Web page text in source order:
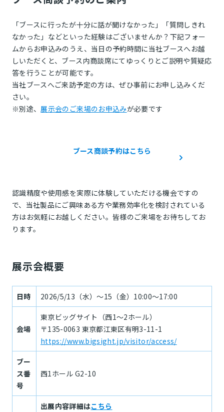
「ブースに行ったが十分に話が聞けなかった」「質問しきれ
なかった」などといった経験はございませんか？下記フォー
ムからお申込みのうえ、当日の予約時間に当社ブースへお越
しいただくと、ブース内商談席にてゆっくりとご説明や質疑応
答を行うことが可能です。
当社ブースへご来訪予定の方は、ぜひ事前にお申し込みくだ
さい。
※別途、展示会のご来場のお申込みが必要です
ブース商談予約はこちら
認識精度や使用感を実際に体験していただける機会ですの
で、当社製品にご興味ある方や業務効率化を検討されている
方はお気軽にお越しください。皆様のご来場をお待ちしてお
ります。
展示会概要
日時 2026/5/13（水）～15（金）10:00～17:00
会場
東京ビッグサイト（西1～2ホール）
〒135-0063 東京都江東区有明3-11-1
https://www.bigsight.jp/visitor/access/
ブー
ス番
号
西1ホール G2-10
出展内容詳細はこちら